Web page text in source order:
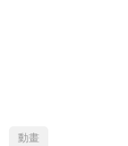
動畫